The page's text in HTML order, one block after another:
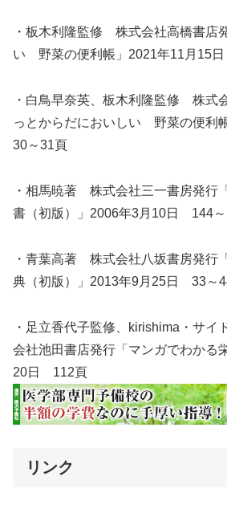
・板木利隆監修 株式会社高橋書店
い 野菜の便利帳」2021年11月15
・白鳥早奈英、板木利隆監修 株式
っとからだにおいしい 野菜の便利
30～31頁
・相馬暁著 株式会社三一書房発
書（初版）」2006年3月10日 144
・青葉高著 株式会社八坂書房発行
典（初版）」2013年9月25日 33～
・足立香代子監修、kirishima・サ
会社池田書店発行「マンガでわかる
20日 112頁
リンク